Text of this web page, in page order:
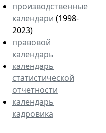
производственные
календари (1998-
2023)
правовой
календарь
календарь
статистической
отчетности
календарь
кадровика